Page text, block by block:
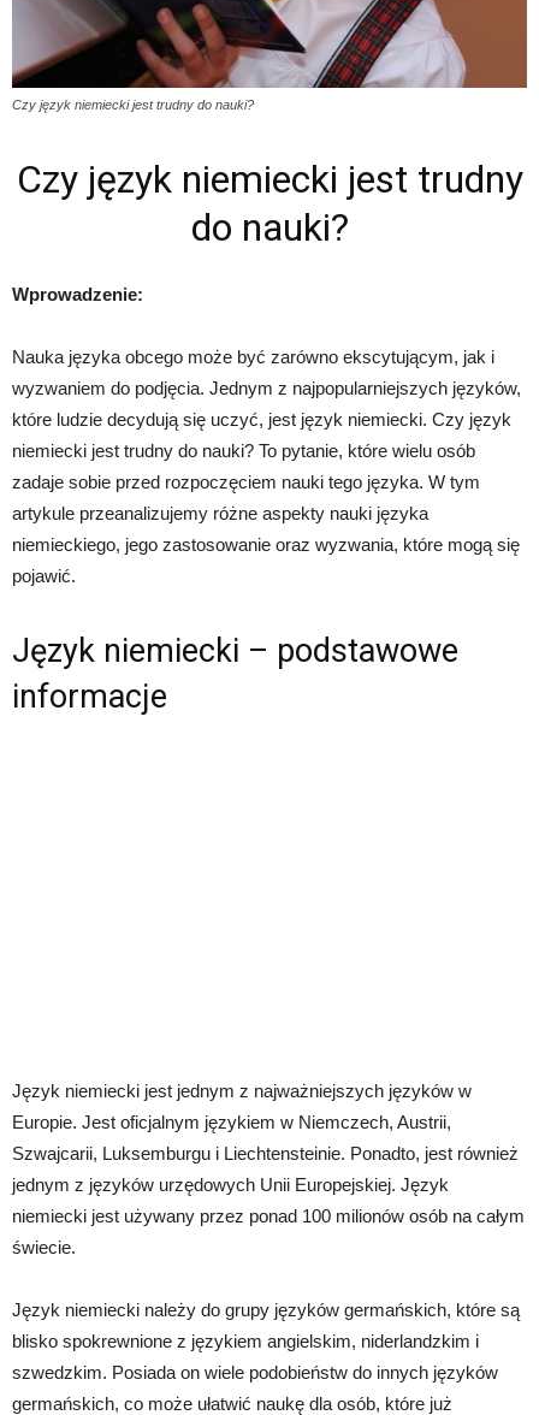
Czy język niemiecki jest trudny do nauki?
Czy język niemiecki jest trudny
do nauki?
Wprowadzenie:
Nauka języka obcego może być zarówno ekscytującym, jak i
wyzwaniem do podjęcia. Jednym z najpopularniejszych języków,
które ludzie decydują się uczyć, jest język niemiecki. Czy język
niemiecki jest trudny do nauki? To pytanie, które wielu osób
zadaje sobie przed rozpoczęciem nauki tego języka. W tym
artykule przeanalizujemy różne aspekty nauki języka
niemieckiego, jego zastosowanie oraz wyzwania, które mogą się
pojawić.
Język niemiecki – podstawowe
informacje
Język niemiecki jest jednym z najważniejszych języków w
Europie. Jest oficjalnym językiem w Niemczech, Austrii,
Szwajcarii, Luksemburgu i Liechtensteinie. Ponadto, jest również
jednym z języków urzędowych Unii Europejskiej. Język
niemiecki jest używany przez ponad 100 milionów osób na całym
świecie.
Język niemiecki należy do grupy języków germańskich, które są
blisko spokrewnione z językiem angielskim, niderlandzkim i
szwedzkim. Posiada on wiele podobieństw do innych języków
germańskich, co może ułatwić naukę dla osób, które już